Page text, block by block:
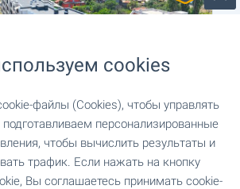
София
«Дружба 1»
cookies
файлы (Cookies), чтобы управлять
подготавливаем персонализированные
чтобы вычислить результаты и
трафик. Если нажать на кнопку
Вы соглашаетесь принимать cookie-